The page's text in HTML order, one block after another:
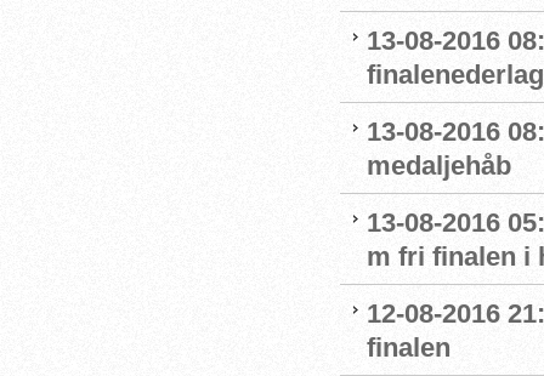
13-08-2016
finalenederlag
13-08-2016
medaljehåb
13-08-2016
m fri finalen i
12-08-2016
finalen